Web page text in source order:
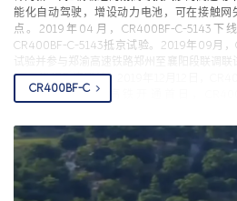
能化自动驾驶，增设动力电池，可在接触
点。2019年04月，CR400BF-C-5143下
CR400BF-C-5143抵京试验。2019年09月
试验并参与郑渝高速铁路郑州至襄阳段联调
BF-G进行重连测试。2019年12月12日，
12月31日，京张高铁开通首日，
独立的司机室门的CR400BF-C头车亮相。
5162抵京并参与京雄城际铁路河北段联调联
便于司机乘降，也提高了商务座乘客的私密
C-5162正式换装冬奥涂装并亮相。2021年
造一新并更名为CR400BF-GZ-5143，改造
CR400BF-C